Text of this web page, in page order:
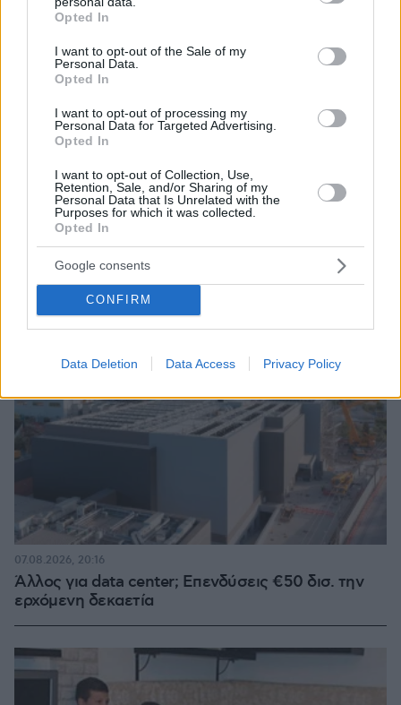
grant or deny consent to Google and its third-party tags to
use your data for below specified purposes in below Google
consent section.
Opted In
I want to opt-out of the Sale of my
Personal Data.
Opted In
I want to opt-out of processing my
Personal Data for Targeted Advertising.
Opted In
I want to opt-out of Collection, Use,
Retention, Sale, and/or Sharing of my
Personal Data that Is Unrelated with the
Purposes for which it was collected.
Opted In
Google consents
CONFIRM
Data Deletion Data Access Privacy Policy
«Πόσα θέλεις για το κορίτσι;»: Τουρίστας στην
Κρήτη ζητά... τιμή για να ασελγήσει σε ανήλικη, τι
καταγγέλλει ο ιδιοκτήτης επιχείρησης
07.08.2026, 18:22
Άλλος για data center; Επενδύσεις €50 δισ. την
ερχόμενη δεκαετία
07.08.2026, 20:16